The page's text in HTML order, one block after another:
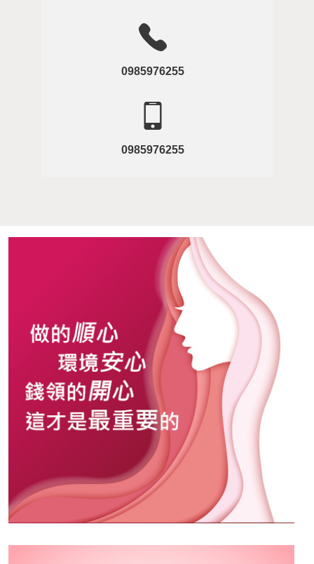
從幼兒園老師到酒店公關：
以前照顧孩子的情緒，現在
學會理解每一個大人的疲憊
高端社交公關真正拉開差距
的，從來不是外表，而是判
從冰店店員到酒店公關：從
記住客人的口味，到讀懂人
真正需要的是什麼
0985976255
0985976255